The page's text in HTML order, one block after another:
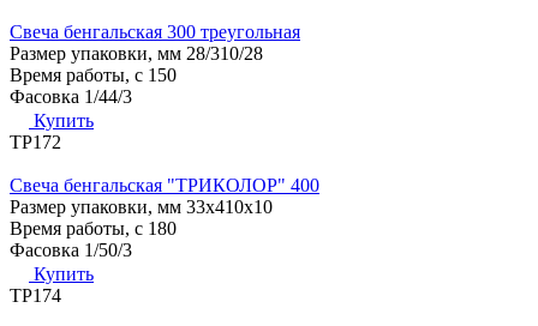
Свеча бенгальская 300 треугольная
Размер упаковки, мм 28/310/28
Время работы, с 150
Фасовка 1/44/3
Купить
ТР172
Свеча бенгальская "ТРИКОЛОР" 400
Размер упаковки, мм 33х410х10
Время работы, с 180
Фасовка 1/50/3
Купить
ТР174